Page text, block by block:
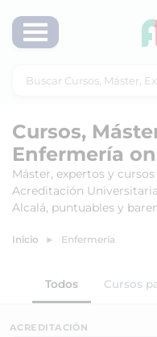
Cursos,
Enfermería
Máster, expertos y
Acreditación
Alcalá, puntuables y
Inicio Enfermería
Todos Cursos
ACREDITACIÓN